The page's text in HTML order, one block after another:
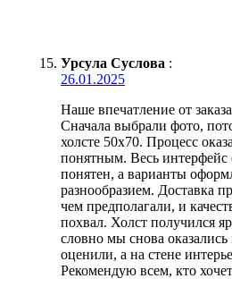
Урсула Суслова :
26.01.2025
Наше впечатление от
Сначала выбрали фото,
холсте 50х70. Процесс
понятным. Весь интерфейс
понятен, а варианты
разнообразием. Доставка
чем предполагали, и
похвал. Холст получился
словно мы снова
оценили, а на стене
Рекомендую всем, кто